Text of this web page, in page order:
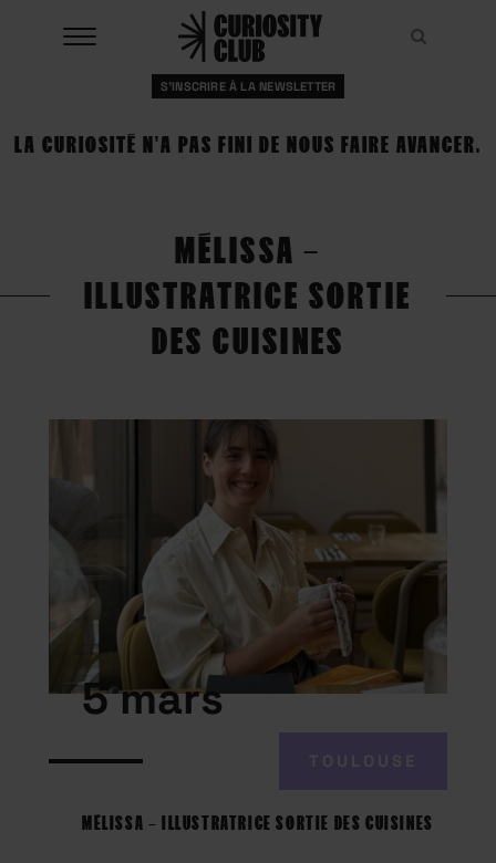
S'INSCRIRE À LA NEWSLETTER
LA CURIOSITÉ N'A PAS FINI DE NOUS FAIRE AVANCER.
MÉLISSA –
ILLUSTRATRICE SORTIE
DES CUISINES
5 mars
MÉLISSA – ILLUSTRATRICE SORTIE DES CUISINES